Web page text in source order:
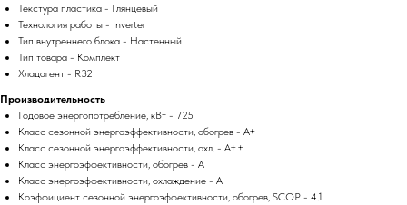
Текстура пластика - Глянцевый
Технология работы - Inverter
Тип внутреннего блока - Настенный
Тип товара - Комплект
Хладагент - R32
Производительность
Годовое энергопотребление, кВт - 725
Класс сезонной энергоэффективности, обогрев - A+
Класс сезонной энергоэффективности, охл. - A++
Класс энергоэффективности, обогрев - A
Класс энергоэффективности, охлаждение - A
Коэффициент сезонной энергоэффективности, обогрев, SCOP - 4.1